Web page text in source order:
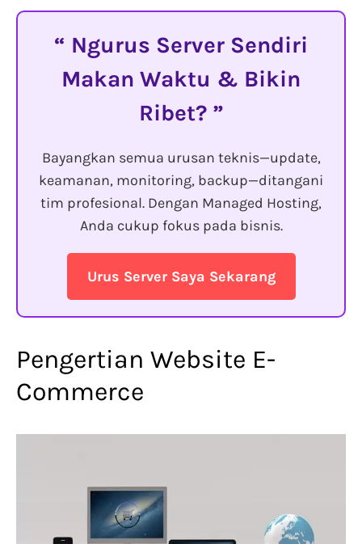
Ngurus Server Sendiri
Makan Waktu & Bikin
Ribet?
Bayangkan semua urusan teknis—update,
keamanan, monitoring, backup—ditangani
tim profesional. Dengan Managed Hosting,
Anda cukup fokus pada bisnis.
Urus Server Saya Sekarang
Pengertian Website E-
Commerce